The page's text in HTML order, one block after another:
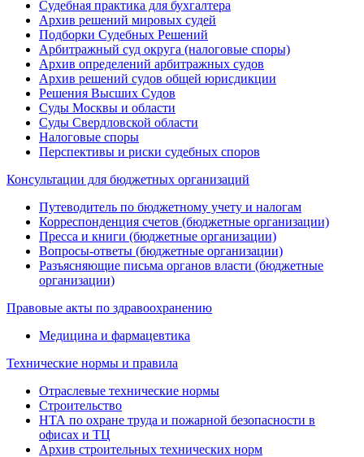
Судебная практика для бухгалтера
Архив решений мировых судей
Подборки Судебных Решений
Арбитражный суд округа (налоговые споры)
Архив определений арбитражных судов
Архив решений судов общей юрисдикции
Решения Высших Судов
Суды Москвы и области
Суды Свердловской области
Налоговые споры
Перспективы и риски судебных споров
Консультации для бюджетных организаций
Путеводитель по бюджетному учету и налогам
Корреспонденция счетов (бюджетные организации)
Пресса и книги (бюджетные организации)
Вопросы-ответы (бюджетные организации)
Разъясняющие письма органов власти (бюджетные
организации)
Правовые акты по здравоохранению
Медицина и фармацевтика
Технические нормы и правила
Отраслевые технические нормы
Строительство
НТА по охране труда и пожарной безопасности в
офисах и ТЦ
Архив строительных технических норм